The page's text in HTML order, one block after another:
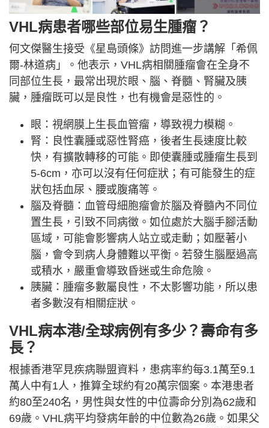
VHL病患者哪些部位易生腫瘤？
何文傑醫生接受《星島頭條》訪問進一步講解「希佩
爾-林道病」。他表示，VHL病相關腫瘤會在全身不
同部位生長，最常出現於眼、腦、脊髓、腎臟及胰
臟，腫瘤既可以是良性，也有機會是惡性的。
眼：視網膜上生長血管瘤，導致視力模糊。
腎：良性囊腫或惡性腎癌，後者生長速度比較
快，有擴散轉移的可能。即使囊腫或腫瘤生長到
5-6cm，亦可以沒有任何症狀；有可能發生的症
狀包括血尿、腰或腹痛等。
腦及脊髓：血管母細胞瘤會於腦及脊髓內不同位
置生長，引致不同病徵。如位處於大腦手腳活動
區域，可能會影響病人站立或走動；如壓著小
腦，會令到病人身體難以平衡。若發生腦壓過高
或積水，嚴重會導致昏迷或生命危險。
胰臟：腫瘤多數屬良性，不太影響功能，所以患
者多數沒有相關症狀。
VHL病本港/全球病例有多少？壽命有多
長？
根據香港罕見疾病聯盟資料，患病率約每3.1萬至9.1
萬人中有1人，推算全球約有20萬宗個案。本港患者
約80至240名，男性與女性的中位壽命分別為62歲和
69歲。VHL病平均發病年齡的中位數為26歲。如果父